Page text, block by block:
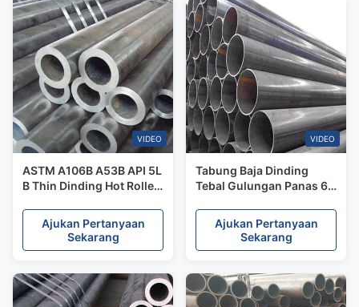
VIDEO
ASTM A106B A53B API 5L
B Thin Dinding Hot Rolled
Gas 34CrMo4 Fluid
Ajukan Pertanyaan
Sekarang
VIDEO
Tabung Baja Dinding
Tebal Gulungan Panas 6
Baja Seamless 500mm
Ajukan Pertanyaan
Sekarang